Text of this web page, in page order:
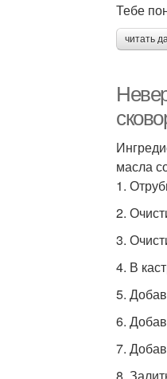
Тебе
читать
масла
1.
2.
3.
4. В
5.
6.
7.